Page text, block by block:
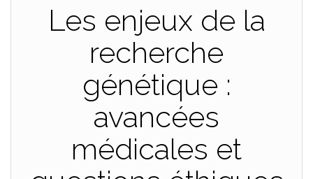
Les enjeux de la
recherche
génétique :
avancées
médicales et